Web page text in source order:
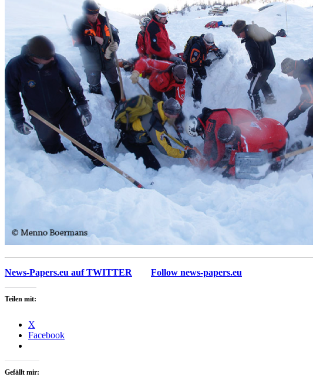
News-Papers.eu auf TWITTER Follow news-papers.eu
Teilen mit:
X
Facebook
Gefällt mir: